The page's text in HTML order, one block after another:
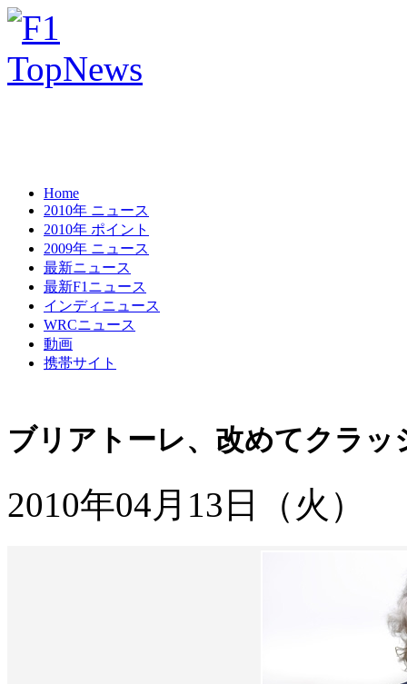
Home
2010年 ニュース
2010年 ポイント
2009年 ニュース
最新ニュース
最新F1ニュース
インディニュース
WRCニュース
動画
携帯サイト
ブリアトーレ、改めてクラ
2010年04月13日（火）